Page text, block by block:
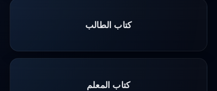
كتاب الطالب
كتاب المعلم